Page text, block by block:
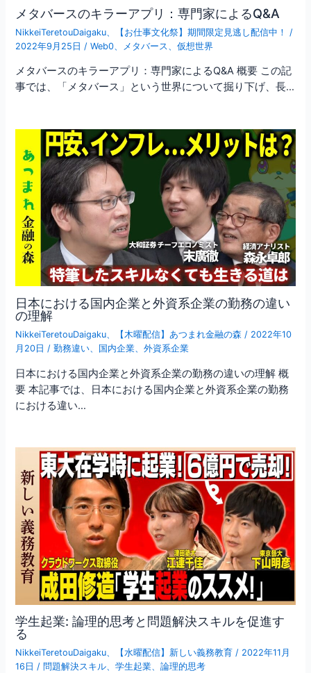
メタバースのキラーアプリ：専門家によるQ&A
NikkeiTeretouDaigaku 【お仕事文化祭】期間限定見逃し配信中！
/
2022年9月25日 /Web0 メタバース 、仮想世界
メタバースのキラーアプリ：専門家によるQ&A 概要 この記
事では、「メタバース」という世界について掘り下げ、長…
日本における国内企業と外資系企業の勤務の違い
の理解
NikkeiTeretouDaigaku 【木曜配信】あつまれ金融の森 / 2022年10
月20日 /勤務違い 国内企業 、外資系企業
日本における国内企業と外資系企業の勤務の違いの理解 概
要 本記事では、日本における国内企業と外資系企業の勤務
における違い…
学生起業: 論理的思考と問題解決スキルを促進す
る
NikkeiTeretouDaigaku、 【水曜配信】新しい義務教育 / 2022年11月
16日 / 問題解決スキル、学生起業、論理的思考